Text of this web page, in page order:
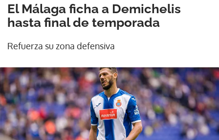
El Málaga ficha a Demichelis
hasta final de temporada
Refuerza su zona defensiva